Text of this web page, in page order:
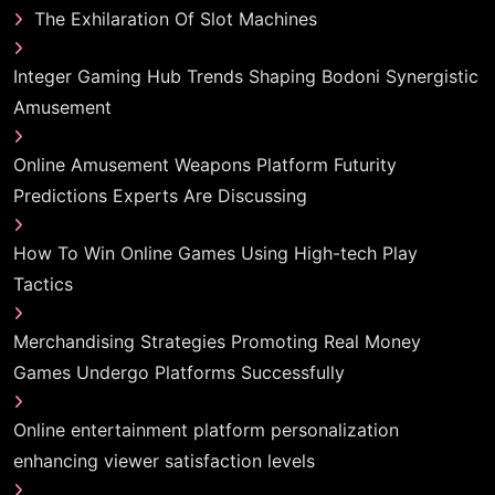
The Exhilaration Of Slot Machines
Integer Gaming Hub Trends Shaping Bodoni Synergistic
Amusement
Online Amusement Weapons Platform Futurity
Predictions Experts Are Discussing
How To Win Online Games Using High-tech Play
Tactics
Merchandising Strategies Promoting Real Money
Games Undergo Platforms Successfully
Online entertainment platform personalization
enhancing viewer satisfaction levels